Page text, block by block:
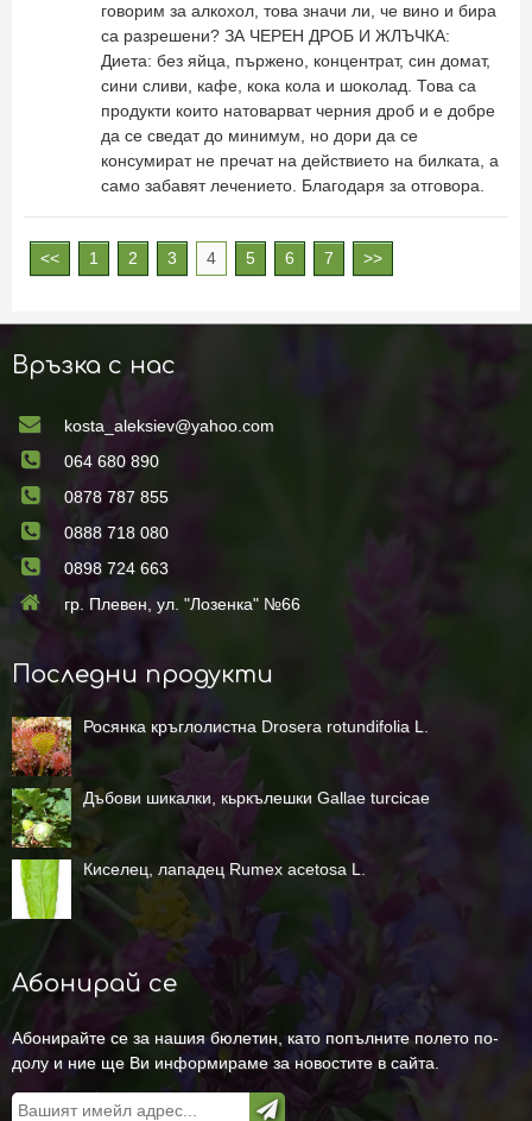
говорим за алкохол, това значи ли, че вино и бира
са разрешени? ЗА ЧЕРЕН ДРОБ И ЖЛЪЧКА:
Диета: без яйца, пържено, концентрат, син домат,
сини сливи, кафе, кока кола и шоколад. Това са
продукти които натоварват черния дроб и е добре
да се сведат до минимум, но дори да се
консумират не пречат на действието на билката, а
само забавят лечението. Благодаря за отговора.
<< 1 2 3 4 5 6 7 >>
Връзка с нас
kosta_aleksiev@yahoo.com
064 680 890
0878 787 855
0888 718 080
0898 724 663
гр. Плевен, ул. "Лозенка" №66
Последни продукти
Росянка кръглолистна Drosera rotundifolia L.
Дъбови шикалки, кьркълешки Gallae turcicae
Киселец, лападец Rumex acetosa L.
Абонирай се
Абонирайте се за нашия бюлетин, като попълните полето по-
долу и ние ще Ви информираме за новостите в сайта.